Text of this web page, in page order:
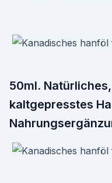
50ml.
kaltgepresstes